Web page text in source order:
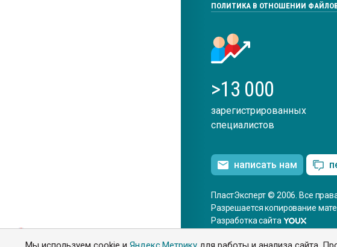
ПОЛИТИКА В ОТНОШЕНИИ ФАЙЛОВ
>13 000
зарегистрированных
специалистов
написать нам
ПластЭксперт © 2006. Все
Разрешается копирование
Разработка сайта